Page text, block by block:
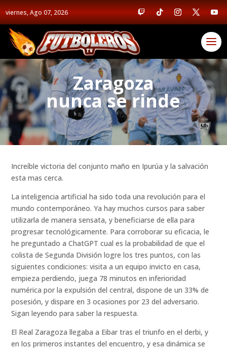
viernes, Ago 07, 2026
Zaragoza
nunca se rinde
Increíble victoria del conjunto maño en Ipurúa y la salvación
esta mas cerca.
La inteligencia artificial ha sido toda una revolución para el
mundo contemporáneo. Ya hay muchos cursos para saber
utilizarla de manera sensata, y beneficiarse de ella para
progresar tecnológicamente. Para corroborar su eficacia, le
he preguntado a ChatGPT cual es la probabilidad de que el
colista de Segunda División logre los tres puntos, con las
siguientes condiciones: visita a un equipo invicto en casa,
empieza perdiendo, juega 78 minutos en inferioridad
numérica por la expulsión del central, dispone de un 33% de
posesión, y dispare en 3 ocasiones por 23 del adversario.
Sigan leyendo para saber la respuesta.
El Real Zaragoza llegaba a Eibar tras el triunfo en el derbi, y
en los primeros instantes del encuentro, y esa dinámica se